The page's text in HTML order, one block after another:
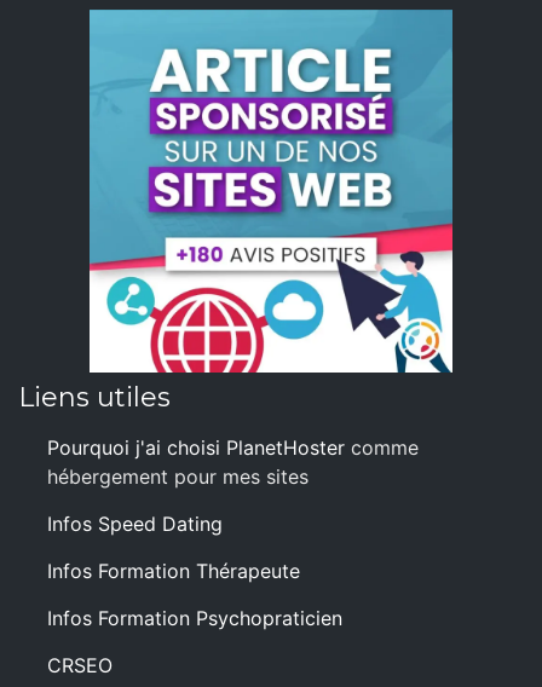
Liens utiles
Pourquoi j'ai choisi PlanetHoster comme
hébergement pour mes sites
Infos Speed Dating
Infos Formation Thérapeute
Infos Formation Psychopraticien
CRSEO